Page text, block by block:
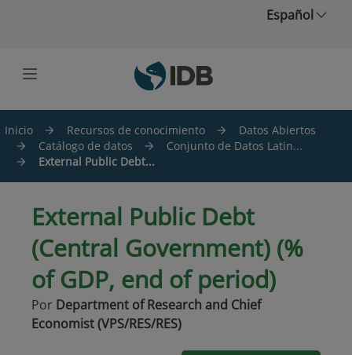
Español
Inicio Recursos de conocimiento
Datos Abiertos
Catálogo de datos
Conjunto de Datos Latin...
External Public Debt...
External Public Debt
(Central Government) (%
of GDP, end of period)
Por Department of Research and Chief
Economist (VPS/RES/RES)